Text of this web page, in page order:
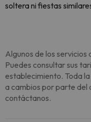
soltera ni fiestas
Algunos de los
Puedes consultar sus
establecimiento. Toda
a cambios por parte del
contáctanos.